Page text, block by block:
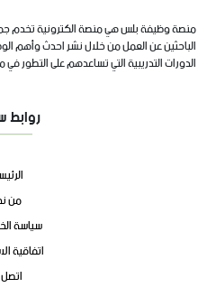
منصة وظيفة بلس هي منصة الكترونية تخدم
الباحثين عن العمل من خلال نشر احدث وأهم
الدورات التدريبية التي تساعدهم على التطور
روابط
من
سياسة
اتفاقية